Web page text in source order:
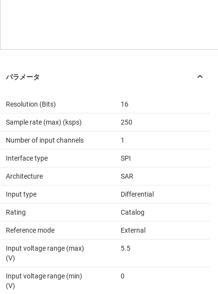
Resolution (Bits) 16
Sample rate (max) (ksps) 250
Number of input channels 1
Interface type SPI
Architecture SAR
Input type Differential
Rating Catalog
Reference mode External
Input voltage range (max)
(V)
5.5
Input voltage range (min)
(V)
0